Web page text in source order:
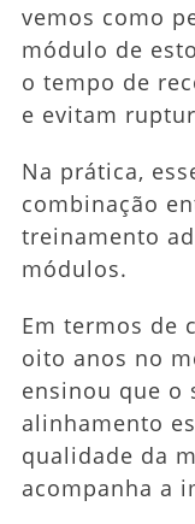
vemos como
módulo de
o tempo de
e evitam
Na prática,
combinação
treinamento
módulos.
Em termos de
oito anos no
ensinou que o
alinhamento
qualidade da
acompanha a